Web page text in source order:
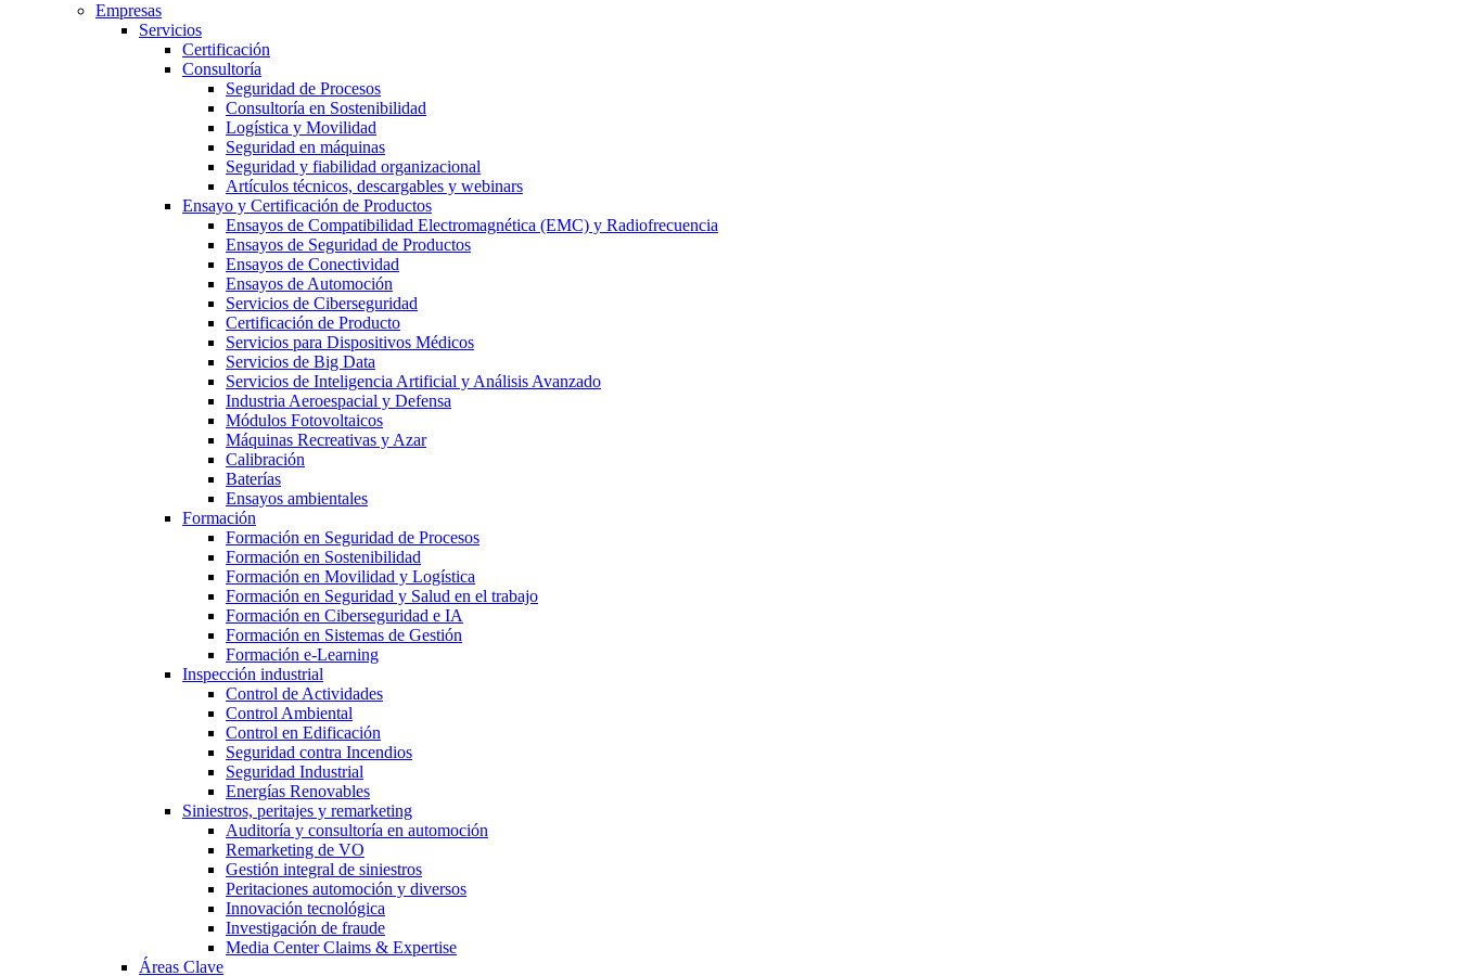
Empresas
Servicios
Certificación
Consultoría
Seguridad de Procesos
Consultoría en Sostenibilidad
Logística y Movilidad
Seguridad en máquinas
Seguridad y fiabilidad organizacional
Artículos técnicos, descargables y webinars
Ensayo y Certificación de Productos
Ensayos de Compatibilidad Electromagnética (EMC) y Radiofrecuencia
Ensayos de Seguridad de Productos
Ensayos de Conectividad
Ensayos de Automoción
Servicios de Ciberseguridad
Certificación de Producto
Servicios para Dispositivos Médicos
Servicios de Big Data
Servicios de Inteligencia Artificial y Análisis Avanzado
Industria Aeroespacial y Defensa
Módulos Fotovoltaicos
Máquinas Recreativas y Azar
Calibración
Baterías
Ensayos ambientales
Formación
Formación en Seguridad de Procesos
Formación en Sostenibilidad
Formación en Movilidad y Logística
Formación en Seguridad y Salud en el trabajo
Formación en Ciberseguridad e IA
Formación en Sistemas de Gestión
Formación e-Learning
Inspección industrial
Control de Actividades
Control Ambiental
Control en Edificación
Seguridad contra Incendios
Seguridad Industrial
Energías Renovables
Siniestros, peritajes y remarketing
Auditoría y consultoría en automoción
Remarketing de VO
Gestión integral de siniestros
Peritaciones automoción y diversos
Innovación tecnológica
Investigación de fraude
Media Center Claims & Expertise
Áreas Clave